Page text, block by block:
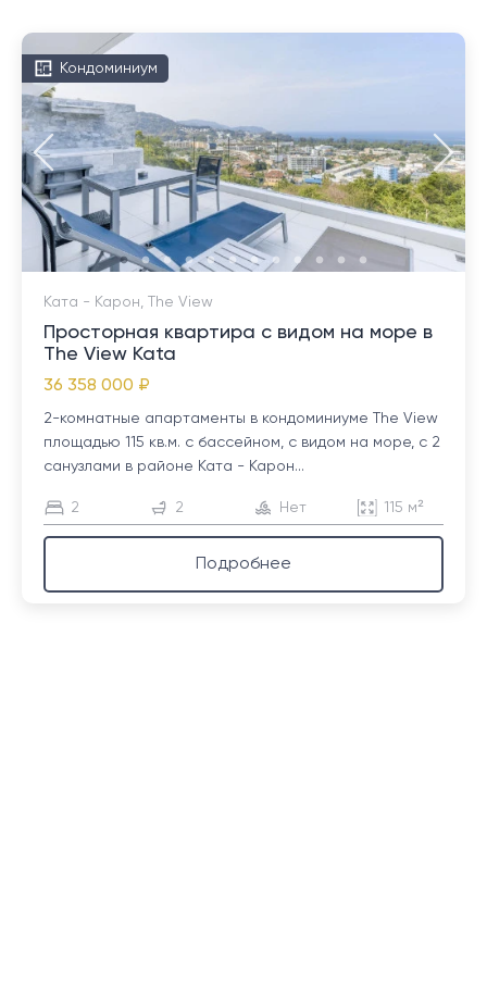
Кондоминиум
Ката - Карон, The View
Просторная квартира с видом на море в
The View Kata
36 358 000 ₽
2-комнатные апартаменты в кондоминиуме The View
площадью 115 кв.м. с бассейном, с видом на море, с 2
санузлами в районе Ката - Карон...
2 2 Нет 115 м²
Подробнее